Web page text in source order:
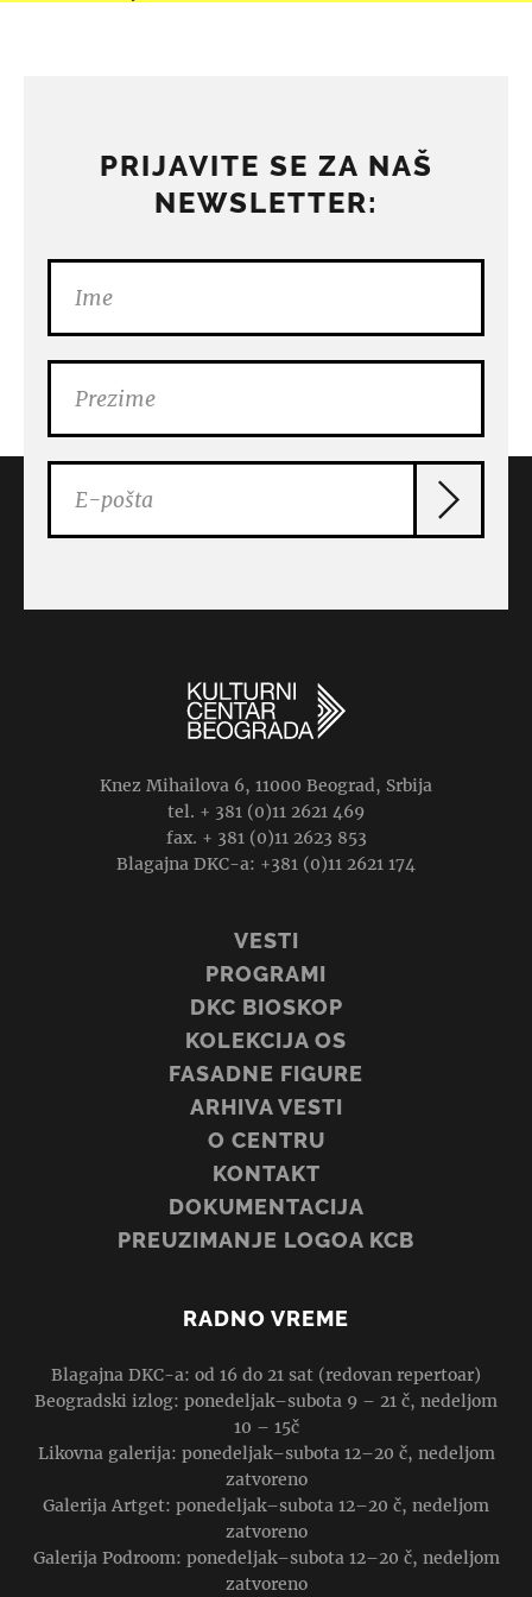
PRIJAVITE SE ZA NAŠ
NEWSLETTER:
Knez Mihailova 6, 11000 Beograd, Srbija
tel. + 381 (0)11 2621 469
fax. + 381 (0)11 2623 853
Blagajna DKC-a: +381 (0)11 2621 174
VESTI
PROGRAMI
DKC BIOSKOP
KOLEKCIJA OS
FASADNE FIGURE
ARHIVA VESTI
O CENTRU
KONTAKT
DOKUMENTACIJA
PREUZIMANJE LOGOA KCB
RADNO VREME
Blagajna DKC-a: od 16 do 21 sat (redovan repertoar)
Beogradski izlog: ponedeljak–subota 9 – 21 č, nedeljom
10 – 15č
Likovna galerija: ponedeljak–subota 12–20 č, nedeljom
zatvoreno
Galerija Artget: ponedeljak–subota 12–20 č, nedeljom
zatvoreno
Galerija Podroom: ponedeljak–subota 12–20 č, nedeljom
zatvoreno